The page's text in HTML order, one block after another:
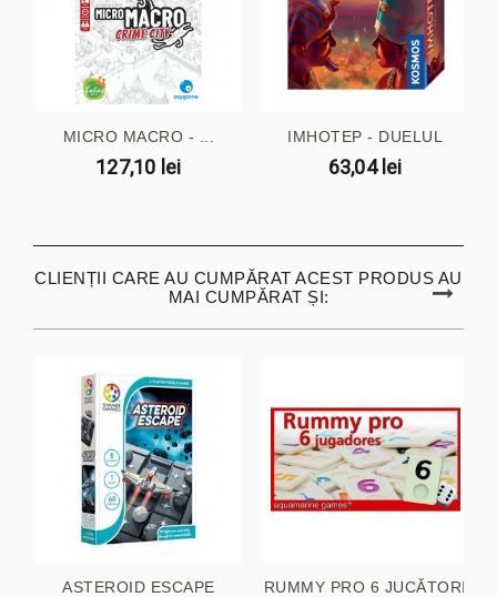
MICRO MACRO - ...
127,10 lei
IMHOTEP - DUELUL
63,04 lei
CLIENȚII CARE AU CUMPĂRAT ACEST PRODUS AU
MAI CUMPĂRAT ȘI:
ASTEROID ESCAPE RUMMY PRO 6 JUCĂTORI